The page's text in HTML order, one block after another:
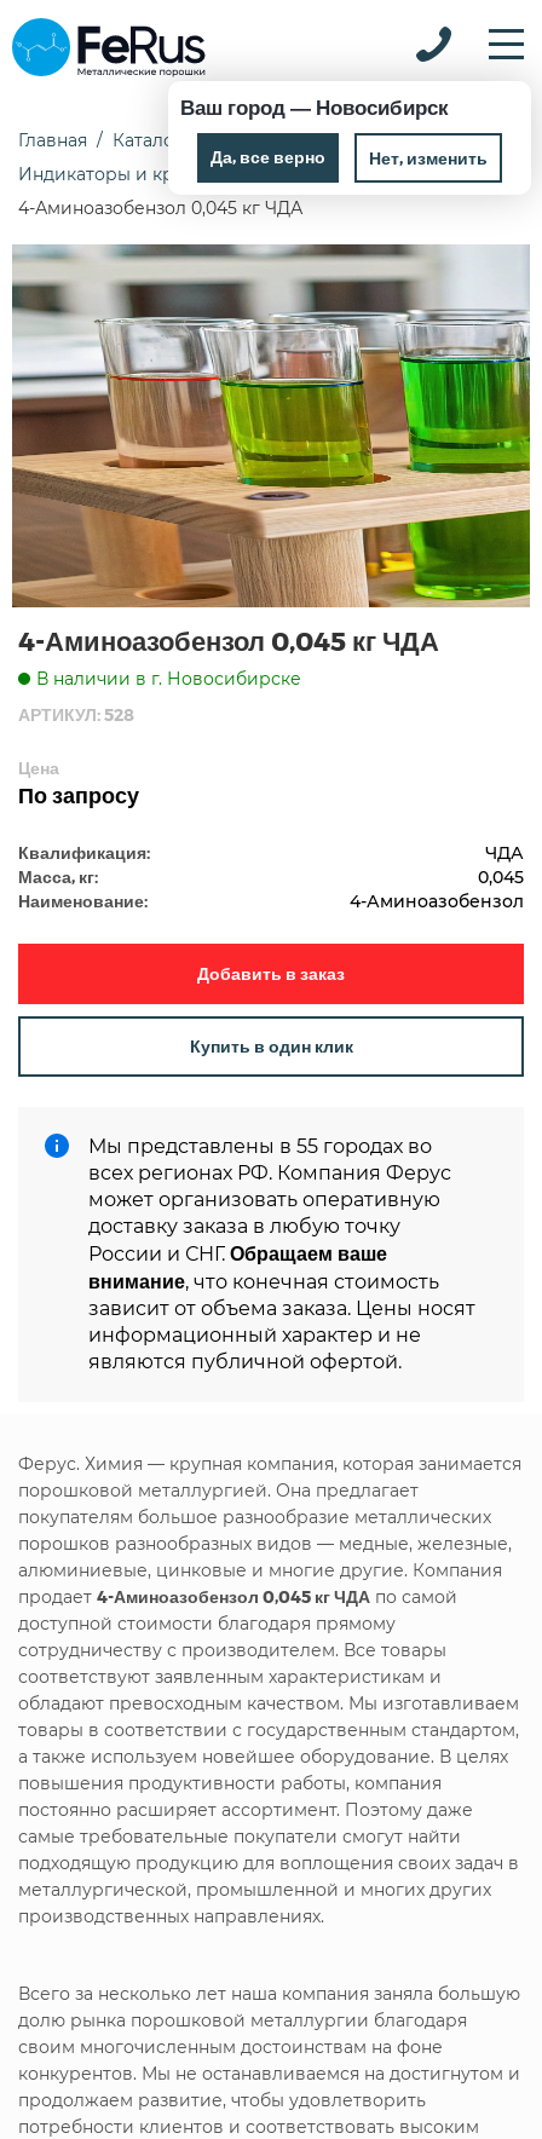
Ваш город — Новосибирск
Да, все верно Нет, изменить
Главная Каталог
Химические реактивы
Индикаторы и красители
4-Аминоазобензол 0,045 кг ЧДА
4-Аминоазобензол 0,045 кг ЧДА
В наличии в г. Новосибирске
АРТИКУЛ: 528
Цена
По запросу
Квалификация: ЧДА
Масса, кг: 0,045
Наименование: 4-Аминоазобензол
Добавить в заказ
Купить в один клик
Мы представлены в 55 городах во
всех регионах РФ. Компания Ферус
может организовать оперативную
доставку заказа в любую точку
России и СНГ. Обращаем ваше
внимание, что конечная стоимость
зависит от объема заказа. Цены носят
информационный характер и не
являются публичной офертой.
Ферус. Химия — крупная компания, которая занимается
порошковой металлургией. Она предлагает
покупателям большое разнообразие металлических
порошков разнообразных видов — медные, железные,
алюминиевые, цинковые и многие другие. Компания
продает 4-Аминоазобензол 0,045 кг ЧДА по самой
доступной стоимости благодаря прямому
сотрудничеству с производителем. Все товары
соответствуют заявленным характеристикам и
обладают превосходным качеством. Мы изготавливаем
товары в соответствии с государственным стандартом,
а также используем новейшее оборудование. В целях
повышения продуктивности работы, компания
постоянно расширяет ассортимент. Поэтому даже
самые требовательные покупатели смогут найти
подходящую продукцию для воплощения своих задач в
металлургической, промышленной и многих других
производственных направлениях.
Всего за несколько лет наша компания заняла большую
долю рынка порошковой металлургии благодаря
своим многочисленным достоинствам на фоне
конкурентов. Мы не останавливаемся на достигнутом и
продолжаем развитие, чтобы удовлетворить
потребности клиентов и соответствовать высоким